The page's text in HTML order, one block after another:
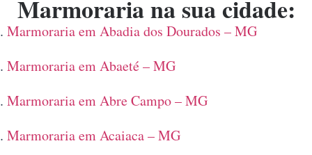
Marmoraria na sua cidade:
Marmoraria em Abadia dos Dourados – MG
Marmoraria em Abaeté – MG
Marmoraria em Abre Campo – MG
Marmoraria em Acaiaca – MG